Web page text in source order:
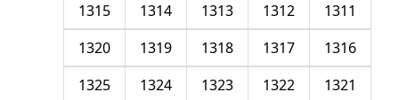
1311
1312
1313
1314
1315
1316
1317
1318
1319
1320
1321
1322
1323
1324
1325